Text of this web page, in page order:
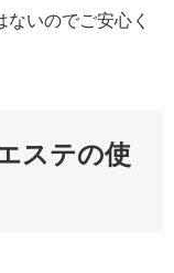
ないのでご安心く
ステの使